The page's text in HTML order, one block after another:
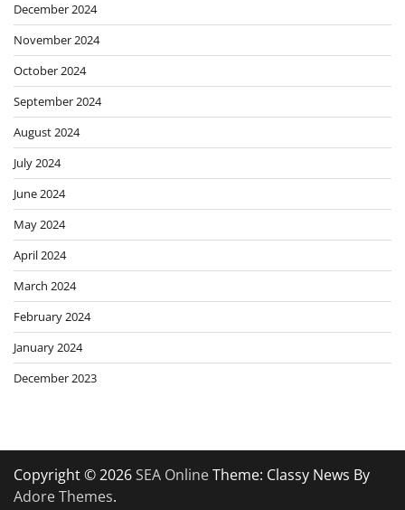
December 2024
November 2024
October 2024
September 2024
August 2024
July 2024
June 2024
May 2024
April 2024
March 2024
February 2024
January 2024
December 2023
Copyright © 2026SEA OnlineTheme: Classy News By
Adore Themes.